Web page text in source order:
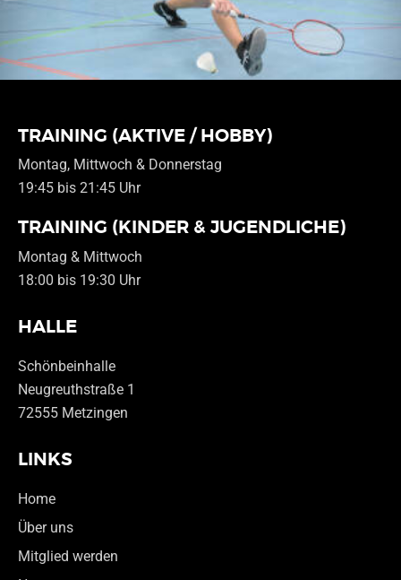
TRAINING (AKTIVE / HOBBY)
Montag, Mittwoch & Donnerstag
19:45 bis 21:45 Uhr
TRAINING (KINDER & JUGENDLICHE)
Montag & Mittwoch
18:00 bis 19:30 Uhr
HALLE
Schönbeinhalle
Neugreuthstraße 1
72555 Metzingen
LINKS
Home
Über uns
Mitglied werden